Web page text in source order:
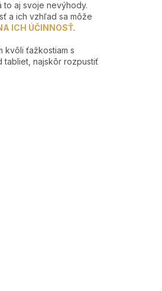
to aj svoje nevýhody.
a ich vzhľad sa môže
ICH ÚČINNOSŤ.
kvôli ťažkostiam s
tabliet, najskôr rozpustiť